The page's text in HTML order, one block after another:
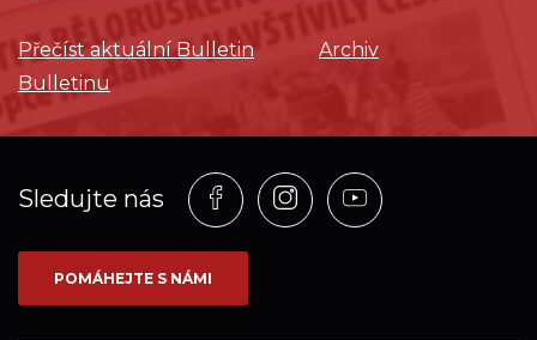
Přečíst aktuální Bulletin
Archiv
Bulletinu
Sledujte nás
Profil
na
síti_Facebook
Profil
na
Profil
na
POMÁHEJTE S NÁMI